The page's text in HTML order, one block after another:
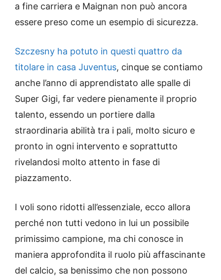
a fine carriera e Maignan non può ancora
essere preso come un esempio di sicurezza.
Szczesny ha potuto in questi quattro da
titolare in casa Juventus, cinque se contiamo
anche l’anno di apprendistato alle spalle di
Super Gigi, far vedere pienamente il proprio
talento, essendo un portiere dalla
straordinaria abilità tra i pali, molto sicuro e
pronto in ogni intervento e soprattutto
rivelandosi molto attento in fase di
piazzamento.
I voli sono ridotti all’essenziale, ecco allora
perché non tutti vedono in lui un possibile
primissimo campione, ma chi conosce in
maniera approfondita il ruolo più affascinante
del calcio, sa benissimo che non possono